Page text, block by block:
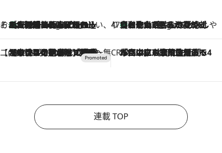
そおだよおこの関西おいしい、おやつ紀行5 Hours Ago
［大阪府箕面市］一皿一皿目の前で仕上げられる、料理を巧みに組み込んだアシェットデセールコース「ミチル アシェット デセール（Michiru assiette dessert）」 47都道府県の手みやげ ひんやりスイーツで夏を満喫
5 Hours Ago
【和歌山県】この夏絶対食べたい 冷やしておいしいおやつ3選 みかんがごろっと丸ごと入ったジュレ
【CREA×星野リゾート】唯一無二。癒しと発見が待つ場所へ
2026.8.7
【トンボの足水浴】ヒノキの香りに包まれて涼感マックス！約13℃の湧水かけ流しを避暑地「星野温泉 トンボの湯」で体験 CREA'S CHOICE
2026.8.7
「立川にも歌舞伎があるんだよ」 片岡仁左衛門・市川中車ら豪華座組みで4年目の立川立飛歌舞伎へ
連載 TOP